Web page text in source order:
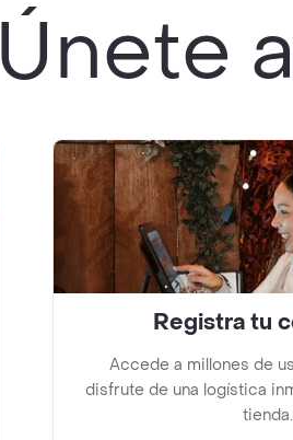
Únete a
Registra tu
Accede a millones de
disfrute de una logística
tienda.